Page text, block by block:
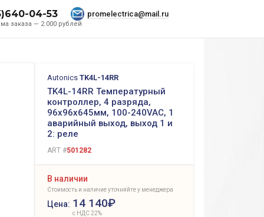
заказа — 2.000 рублей
04-53 promelectrica@mail.ru
Autonics TK4L-14RR
TK4L-14RR Температурный
контроллер, 4 разряда,
96х96х645мм, 100-240VAC, 1
аварийный выход, выход 1 и
2: реле
ART #501282
В наличии
Стоимость и наличие уточняйте у менеджера
Цена: 14 140₽
с НДС 22%